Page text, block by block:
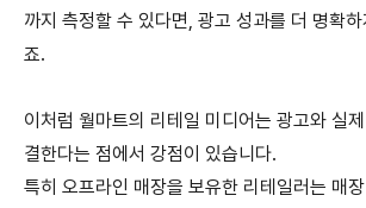
까지 측정할 수 있다면 광고 성과를 더 명확
죠.
이처럼 월마트의 리테일 미디어는 광고와 실
결한다는 점에서 강점이 있습니다.
특히 오프라인 매장을 보유한 리테일러는 매